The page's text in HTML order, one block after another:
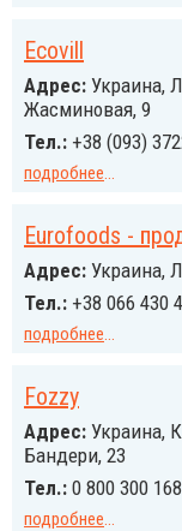
Ecovill
Адрес: Украина,
Жасминовая, 9
Тел.: +38 (093)
подробнее...
Eurofoods -
Адрес: Украина,
Тел.: +38 066 430
подробнее...
Fozzy
Адрес: Украина,
Бандери, 23
Тел.: 0 800 300 168
подробнее...